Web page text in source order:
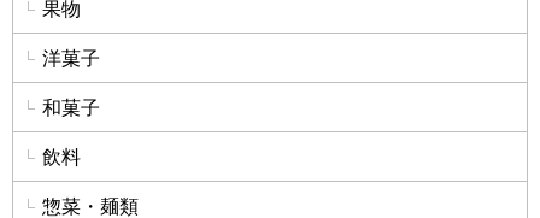
果物
洋菓子
和菓子
飲料
惣菜・麺類